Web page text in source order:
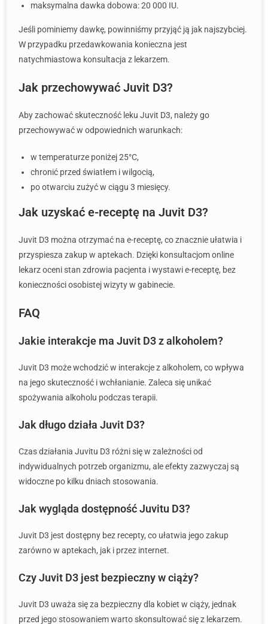
maksymalna dawka dobowa: 20 000 IU.
Jeśli pominiemy dawkę, powinniśmy przyjąć ją jak najszybciej.
W przypadku przedawkowania konieczna jest
natychmiastowa konsultacja z lekarzem.
Jak przechowywać Juvit D3?
Aby zachować skuteczność leku Juvit D3, należy go
przechowywać w odpowiednich warunkach:
w temperaturze poniżej 25°C,
chronić przed światłem i wilgocią,
po otwarciu zużyć w ciągu 3 miesięcy.
Jak uzyskać e-receptę na Juvit D3?
Juvit D3 można otrzymać na e-receptę, co znacznie ułatwia i
przyspiesza zakup w aptekach. Dzięki konsultacjom online
lekarz oceni stan zdrowia pacjenta i wystawi e-receptę, bez
konieczności osobistej wizyty w gabinecie.
FAQ
Jakie interakcje ma Juvit D3 z alkoholem?
Juvit D3 może wchodzić w interakcje z alkoholem, co wpływa
na jego skuteczność i wchłanianie. Zaleca się unikać
spożywania alkoholu podczas terapii.
Jak długo działa Juvit D3?
Czas działania Juvitu D3 różni się w zależności od
indywidualnych potrzeb organizmu, ale efekty zazwyczaj są
widoczne po kilku dniach stosowania.
Jak wygląda dostępność Juvitu D3?
Juvit D3 jest dostępny bez recepty, co ułatwia jego zakup
zarówno w aptekach, jak i przez internet.
Czy Juvit D3 jest bezpieczny w ciąży?
Juvit D3 uważa się za bezpieczny dla kobiet w ciąży, jednak
przed jego stosowaniem warto skonsultować się z lekarzem.